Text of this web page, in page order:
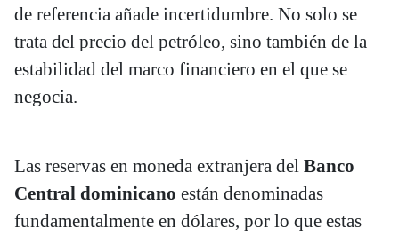
de referencia añade incertidumbre. No solo se
trata del precio del petróleo, sino también de la
estabilidad del marco financiero en el que se
negocia.
Las reservas en moneda extranjera del Banco
Central dominicano están denominadas
fundamentalmente en dólares, por lo que estas